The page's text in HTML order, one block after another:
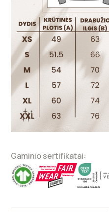
Gaminio sertifikatai: